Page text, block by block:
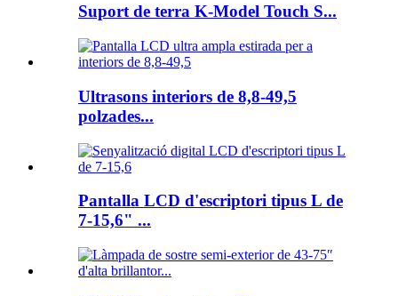
Suport de terra K-Model Touch S...
Ultrasons interiors de 8,8-49,5
polzades...
Pantalla LCD d'escriptori tipus L de
7-15,6" ...